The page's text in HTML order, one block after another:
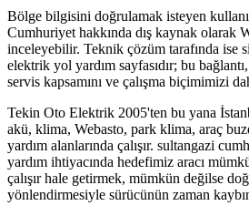
Bölge bilgisini doğrulamak isteyen
Cumhuriyet hakkında dış kaynak olarak
inceleyebilir. Teknik çözüm tarafında ise
elektrik yol yardım sayfasıdır; bu
servis kapsamını ve çalışma biçimimizi
Tekin Oto Elektrik 2005'ten bu yana
akü, klima, Webasto, park klima, araç
yardım alanlarında çalışır. sultangazi
yardım ihtiyacında hedefimiz aracı
çalışır hale getirmek, mümkün değilse
yönlendirmesiyle sürücünün zaman